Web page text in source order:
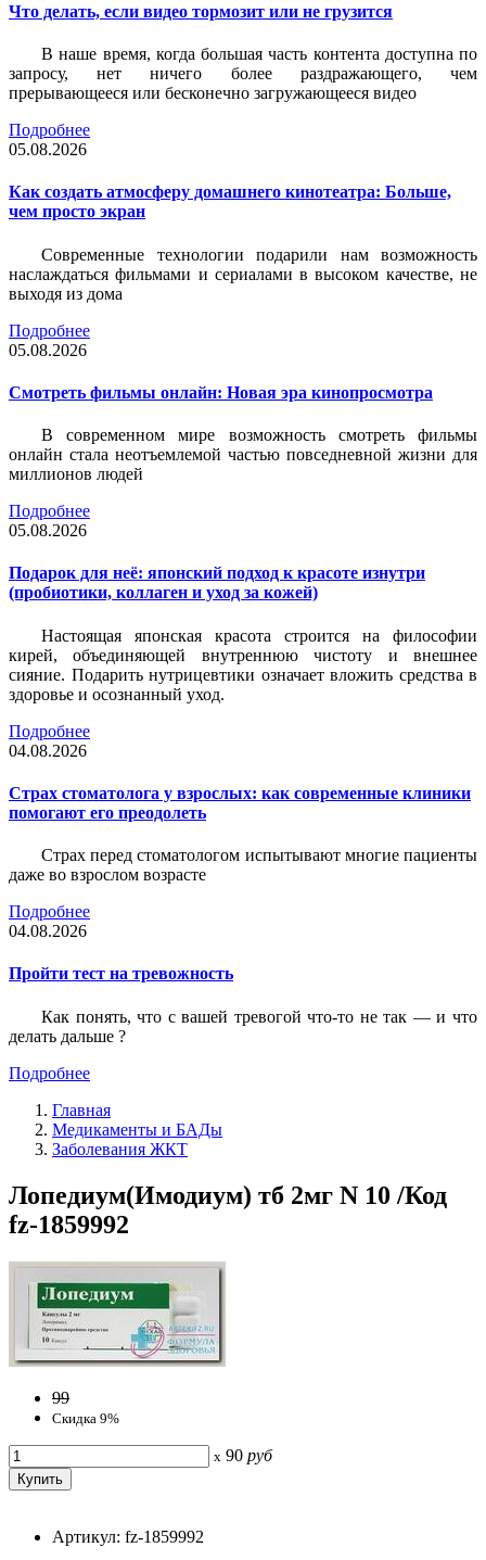
Что делать, если видео тормозит или не грузится
В наше время, когда большая часть контента доступна по
запросу, нет ничего более раздражающего, чем
прерывающееся или бесконечно загружающееся видео
Подробнее
05.08.2026
Как создать атмосферу домашнего кинотеатра: Больше,
чем просто экран
Современные технологии подарили нам возможность
наслаждаться фильмами и сериалами в высоком качестве, не
выходя из дома
Подробнее
05.08.2026
Смотреть фильмы онлайн: Новая эра кинопросмотра
В современном мире возможность смотреть фильмы
онлайн стала неотъемлемой частью повседневной жизни для
миллионов людей
Подробнее
05.08.2026
Подарок для неё: японский подход к красоте изнутри
(пробиотики, коллаген и уход за кожей)
Настоящая японская красота строится на философии
кирей, объединяющей внутреннюю чистоту и внешнее
сияние. Подарить нутрицевтики означает вложить средства в
здоровье и осознанный уход.
Подробнее
04.08.2026
Страх стоматолога у взрослых: как современные клиники
помогают его преодолеть
Страх перед стоматологом испытывают многие пациенты
даже во взрослом возрасте
Подробнее
04.08.2026
Пройти тест на тревожность
Как понять, что с вашей тревогой что-то не так — и что
делать дальше ?
Подробнее
Главная
Медикаменты и БАДы
Заболевания ЖКТ
Лопедиум(Имодиум) тб 2мг N 10 /Код
fz-1859992
99
Скидка 9%
x 90 руб
Артикул: fz-1859992